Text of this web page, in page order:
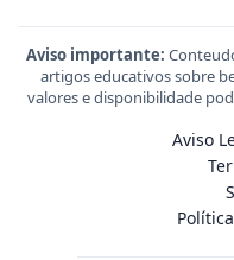
Aviso importante:
artigos educativos sobre
valores e disponibilidade
Aviso